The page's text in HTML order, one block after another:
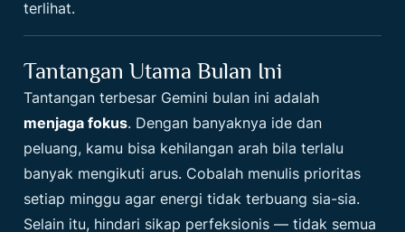
terlihat.
Tantangan Utama Bulan Ini
Tantangan terbesar Gemini bulan ini adalah
menjaga fokus. Dengan banyaknya ide dan
peluang, kamu bisa kehilangan arah bila terlalu
banyak mengikuti arus. Cobalah menulis prioritas
setiap minggu agar energi tidak terbuang sia-sia.
Selain itu, hindari sikap perfeksionis — tidak semua